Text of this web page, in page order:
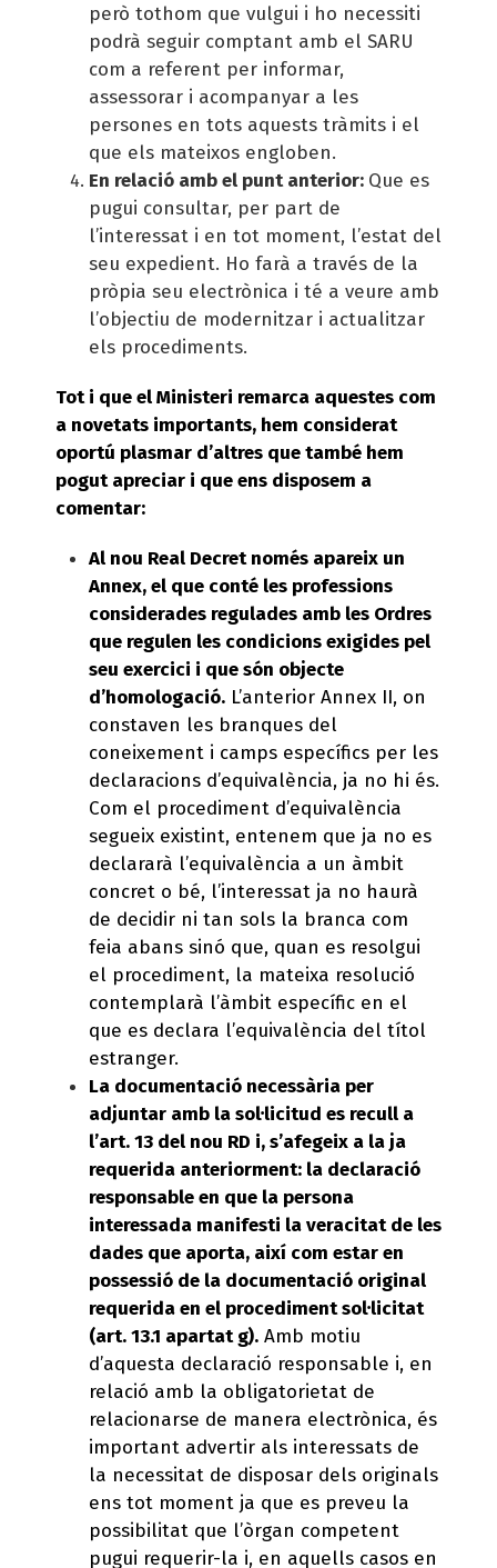
però tothom que vulgui i ho necessiti
podrà seguir comptant amb el SARU
com a referent per informar,
assessorar i acompanyar a les
persones en tots aquests tràmits i el
que els mateixos engloben.
En relació amb el punt anterior: Que es
pugui consultar, per part de
l’interessat i en tot moment, l’estat del
seu expedient. Ho farà a través de la
pròpia seu electrònica i té a veure amb
l’objectiu de modernitzar i actualitzar
els procediments.
Tot i que el Ministeri remarca aquestes com
a novetats importants, hem considerat
oportú plasmar d’altres que també hem
pogut apreciar i que ens disposem a
comentar:
Al nou Real Decret només apareix un
Annex, el que conté les professions
considerades regulades amb les Ordres
que regulen les condicions exigides pel
seu exercici i que són objecte
d’homologació. L’anterior Annex II, on
constaven les branques del
coneixement i camps específics per les
declaracions d’equivalència, ja no hi és.
Com el procediment d’equivalència
segueix existint, entenem que ja no es
declararà l’equivalència a un àmbit
concret o bé, l’interessat ja no haurà
de decidir ni tan sols la branca com
feia abans sinó que, quan es resolgui
el procediment, la mateixa resolució
contemplarà l’àmbit específic en el
que es declara l’equivalència del títol
estranger.
La documentació necessària per
adjuntar amb la sol·licitud es recull a
l’art. 13 del nou RD i, s’afegeix a la ja
requerida anteriorment: la declaració
responsable en que la persona
interessada manifesti la veracitat de les
dades que aporta, així com estar en
possessió de la documentació original
requerida en el procediment sol·licitat
(art. 13.1 apartat g). Amb motiu
d’aquesta declaració responsable i, en
relació amb la obligatorietat de
relacionarse de manera electrònica, és
important advertir als interessats de
la necessitat de disposar dels originals
ens tot moment ja que es preveu la
possibilitat que l’òrgan competent
pugui requerir-la i, en aquells casos en